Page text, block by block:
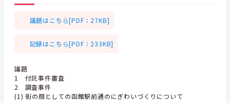
議題はこちら[PDF：27KB]
記録はこちら[PDF：233KB]
議題
1 付託事件審査
2 調査事件
(1) 街の顔としての函館駅前通のにぎわいづくりについて